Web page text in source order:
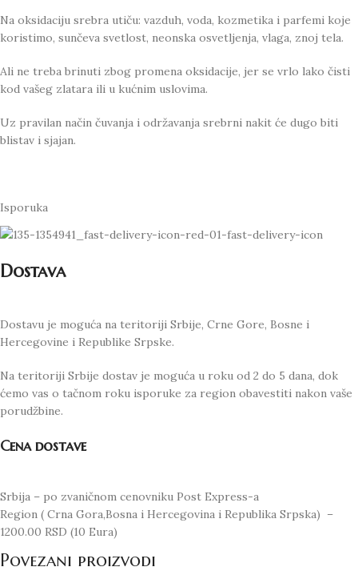
Na oksidaciju srebra utiču: vazduh, voda, kozmetika i parfemi koje
koristimo, sunčeva svetlost, neonska osvetljenja, vlaga, znoj tela.
Ali ne treba brinuti zbog promena oksidacije, jer se vrlo lako čisti
kod vašeg zlatara ili u kućnim uslovima.
Uz pravilan način čuvanja i održavanja srebrni nakit će dugo biti
blistav i sjajan.
Isporuka
Dostava
Dostavu je moguća na teritoriji Srbije, Crne Gore, Bosne i
Hercegovine i Republike Srpske.
Na teritoriji Srbije dostav je moguća u roku od 2 do 5 dana, dok
ćemo vas o tačnom roku isporuke za region obavestiti nakon vaše
porudžbine.
Cena dostave
Srbija – po zvaničnom cenovniku Post Express-a
Region ( Crna Gora,Bosna i Hercegovina i Republika Srpska) –
1200.00 RSD (10 Eura)
Povezani proizvodi